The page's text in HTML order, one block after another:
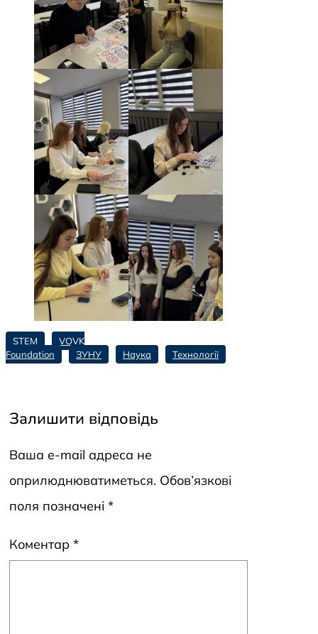
STEM
VOVK
Foundation
ЗУНУ Наука Технології
Залишити відповідь
Ваша e-mail адреса не
оприлюднюватиметься. Обов’язкові
поля позначені *
Коментар *